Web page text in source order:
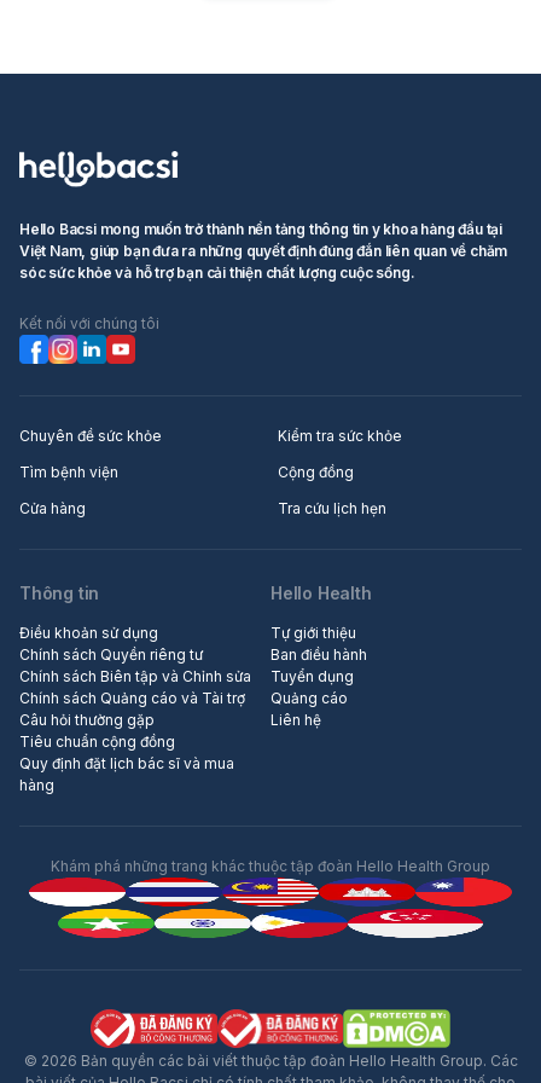
Hello Bacsi mong muốn trở thành nền tảng thông tin y khoa hàng đầu tại
Việt Nam, giúp bạn đưa ra những quyết định đúng đắn liên quan về chăm
sóc sức khỏe và hỗ trợ bạn cải thiện chất lượng cuộc sống.
Kết nối với chúng tôi
Chuyên đề sức khỏe
Kiểm tra sức khỏe
Tìm bệnh viện
Cộng đồng
Cửa hàng
Tra cứu lịch hẹn
Thông tin
Điều khoản sử dụng
Chính sách Quyền riêng tư
Chính sách Biên tập và Chỉnh sửa
Chính sách Quảng cáo và Tài trợ
Câu hỏi thường gặp
Tiêu chuẩn cộng đồng
Quy định đặt lịch bác sĩ và mua
hàng
Hello Health
Tự giới thiệu
Ban điều hành
Tuyển dụng
Quảng cáo
Liên hệ
Khám phá những trang khác thuộc tập đoàn Hello Health Group
© 2026 Bản quyền các bài viết thuộc tập đoàn Hello Health Group. Các